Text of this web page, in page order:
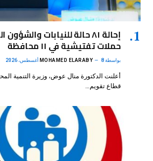
إحالة ٨١ حالة للنيابات
حملات تفتيشية في ١١ محافظة
بواسطة MOHAMED ELARABY 8 أغسطس، 2026
أعلنت الدكتورة منال عوض، وزيرة التنمية
قطاع تقويم…